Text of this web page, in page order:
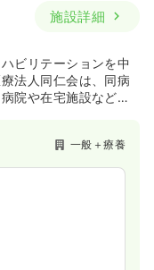
施設詳細
ビリテーションを中
法人同仁会は、同病
院や在宅施設など幅
け人工透析を必要と
ちを大切にし、患者
本姿勢として、長期
持や機能回復を図る
人工透析とリハビリ
ない病院として、患
一般＋療養